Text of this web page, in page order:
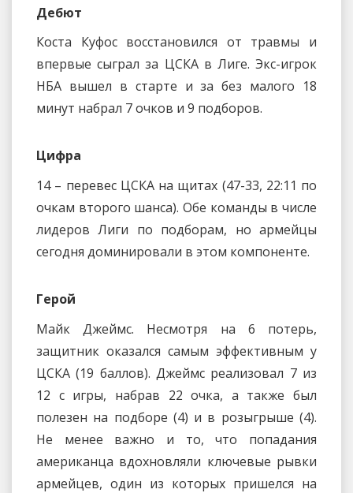
Дебют
Коста Куфос восстановился от травмы и
впервые сыграл за ЦСКА в Лиге. Экс-игрок
НБА вышел в старте и за без малого 18
минут набрал 7 очков и 9 подборов.
Цифра
14 – перевес ЦСКА на щитах (47-33, 22:11 по
очкам второго шанса). Обе команды в числе
лидеров Лиги по подборам, но армейцы
сегодня доминировали в этом компоненте.
Герой
Майк Джеймс. Несмотря на 6 потерь,
защитник оказался самым эффективным у
ЦСКА (19 баллов). Джеймс реализовал 7 из
12 с игры, набрав 22 очка, а также был
полезен на подборе (4) и в розыгрыше (4).
Не менее важно и то, что попадания
американца вдохновляли ключевые рывки
армейцев, один из которых пришелся на